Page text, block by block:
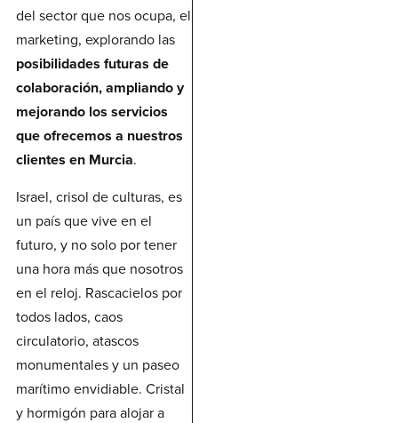
del sector que nos ocupa, el
marketing, explorando las
posibilidades futuras de
colaboración, ampliando y
mejorando los servicios
que ofrecemos a nuestros
clientes en Murcia.
Israel, crisol de culturas, es
un país que vive en el
futuro, y no solo por tener
una hora más que nosotros
en el reloj. Rascacielos por
todos lados, caos
circulatorio, atascos
monumentales y un paseo
marítimo envidiable. Cristal
y hormigón para alojar a